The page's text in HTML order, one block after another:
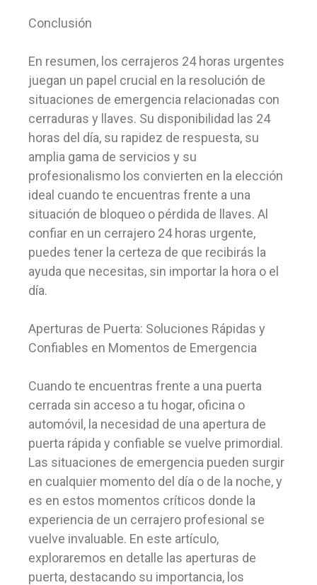
Conclusión
En resumen, los cerrajeros 24 horas urgentes
juegan un papel crucial en la resolución de
situaciones de emergencia relacionadas con
cerraduras y llaves. Su disponibilidad las 24
horas del día, su rapidez de respuesta, su
amplia gama de servicios y su
profesionalismo los convierten en la elección
ideal cuando te encuentras frente a una
situación de bloqueo o pérdida de llaves. Al
confiar en un cerrajero 24 horas urgente,
puedes tener la certeza de que recibirás la
ayuda que necesitas, sin importar la hora o el
día.
Aperturas de Puerta: Soluciones Rápidas y
Confiables en Momentos de Emergencia
Cuando te encuentras frente a una puerta
cerrada sin acceso a tu hogar, oficina o
automóvil, la necesidad de una apertura de
puerta rápida y confiable se vuelve primordial.
Las situaciones de emergencia pueden surgir
en cualquier momento del día o de la noche, y
es en estos momentos críticos donde la
experiencia de un cerrajero profesional se
vuelve invaluable. En este artículo,
exploraremos en detalle las aperturas de
puerta, destacando su importancia, los